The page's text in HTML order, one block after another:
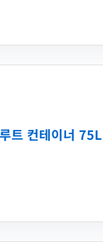
트 컨테이너 75L